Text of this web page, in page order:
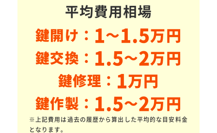
平均費用相場
鍵開け： 1～1.5万円
鍵交換： 1.5～2万円
鍵修理： 1万円
鍵作製： 1.5～2万円
※上記費用は過去の履歴から算出した平均的な目安料金
となります。